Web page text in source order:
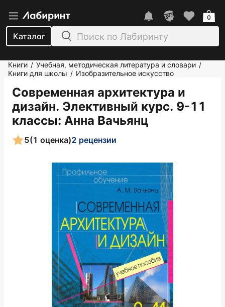
Каталог
0
Книги / Учебная, методическая литература и словари /
Книги для школы / Изобразительное искусство
Современная архитектура и
дизайн. Элективный курс. 9-11
классы: Анна Вачьянц
5(1 оценка)2 рецензии